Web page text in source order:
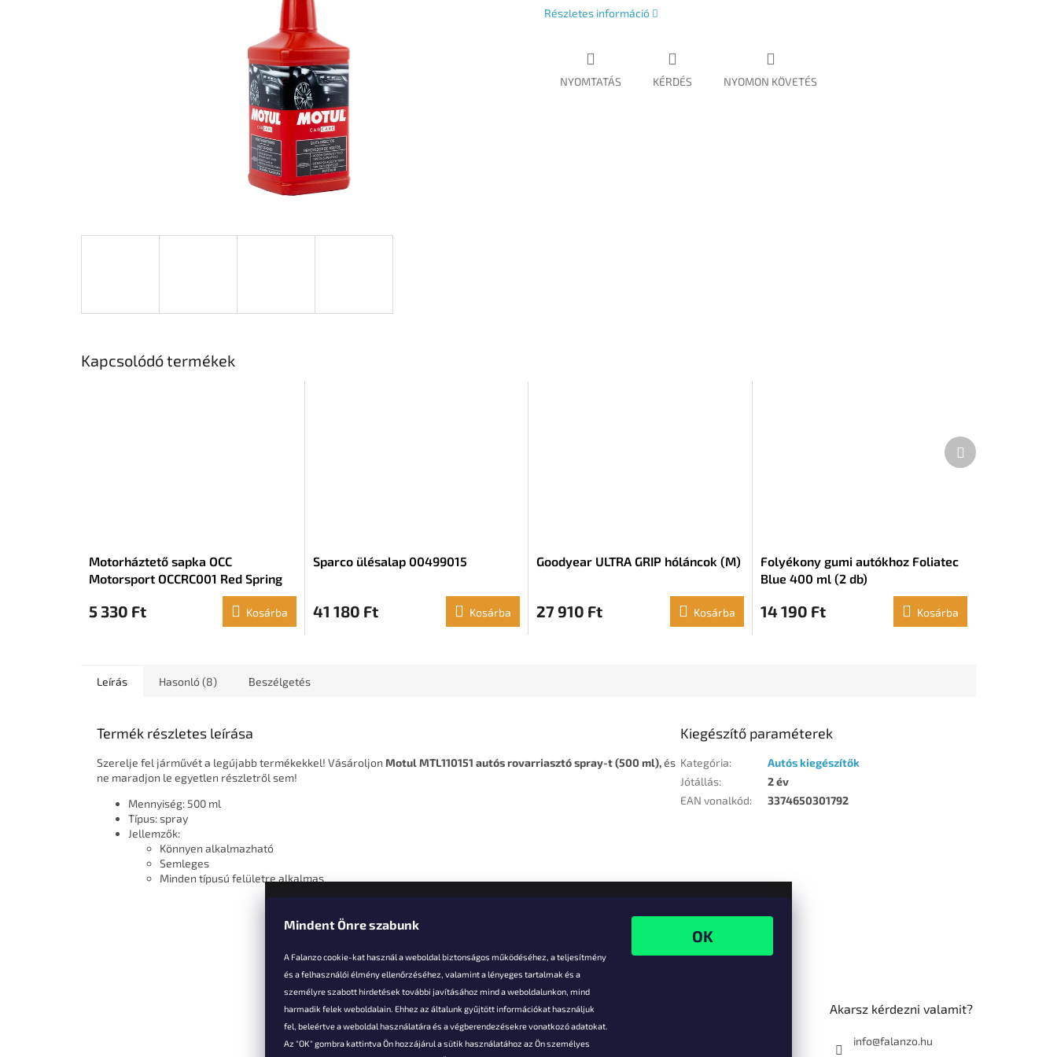
Mindent Önre szabunk
A Falanzo cookie-kat használ a weboldal biztonságos működéséhez, a teljesítmény
és a felhasználói élmény ellenőrzéséhez, valamint a lényeges tartalmak és a
személyre szabott hirdetések további javításához mind a weboldalunkon, mind
harmadik felek weboldalain. Ehhez az általunk gyűjtött információkat használjuk
fel, beleértve a weboldal használatára és a végberendezésekre vonatkozó adatokat.
Az "OK" gombra kattintva Ön hozzájárul a sütik használatához az Ön személyes
Részletes információ
NYOMTATÁS KÉRDÉS NYOMON KÖVETÉS
Kapcsolódó termékek
Motorháztető sapka OCC
Motorsport OCCRC001 Red Spring
5 330 Ft Kosárba
Sparco ülésalap 00499015
41 180 Ft Kosárba
Goodyear ULTRA GRIP hóláncok (M)
27 910 Ft Kosárba
Folyékony gumi autókhoz Foliatec
Blue 400 ml (2 db)
14 190 Ft Kosárba
Következő
termék
Leírás Hasonló (8) Beszélgetés
Termék részletes leírása
Szerelje fel járművét a legújabb termékekkel! Vásároljon Motul MTL110151 autós rovarriasztó spray-t (500 ml),és
ne maradjon le egyetlen részletről sem!
Mennyiség: 500 ml
Típus: spray
Jellemzők:
Könnyen alkalmazható
Semleges
Minden típusú felületre alkalmas
Kiegészítő paraméterek
Kategória:
Autós kiegészítők
Jótállás:
2 év
EAN vonalkód: 3374650301792
Vevőknek
Hűségkedvezmények
Akarsz kérdezni valamit?
info@falanzo.hu